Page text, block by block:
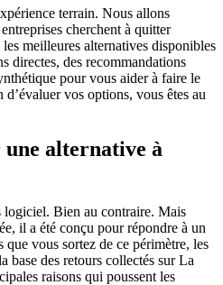
terrain. Nous allons
cherchent à quitter
meilleures alternatives disponibles
directes, des recommandations
pour vous aider à faire le
vos options, vous êtes au
alternative à
logiciel. Bien au contraire. Mais
il a été conçu pour répondre à un
vous sortez de ce périmètre, les
base des retours collectés sur La
raisons qui poussent les